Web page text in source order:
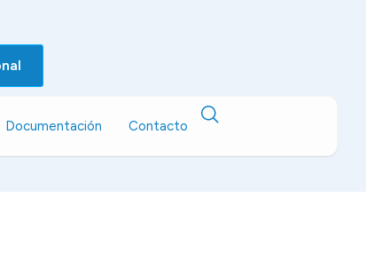
Documentación Contacto